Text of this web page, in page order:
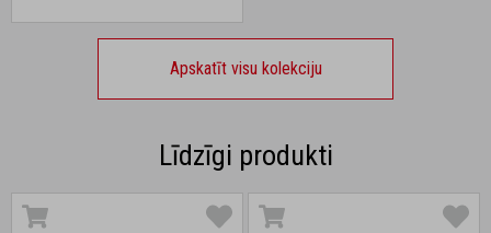
Apskatīt visu kolekciju
Līdzīgi produkti